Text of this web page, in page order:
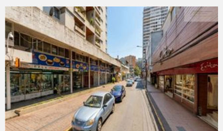
VER DETALLES